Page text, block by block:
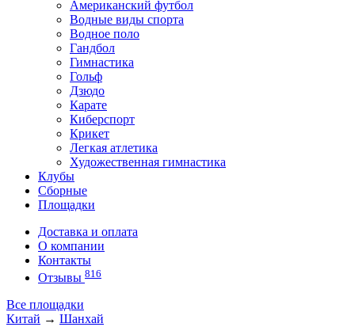
Американский футбол
Водные виды спорта
Водное поло
Гандбол
Гимнастика
Гольф
Дзюдо
Карате
Киберспорт
Крикет
Легкая атлетика
Художественная гимнастика
Клубы
Сборные
Площадки
Доставка и оплата
О компании
Контакты
Отзывы 816
Все площадки
Китай → Шанхай